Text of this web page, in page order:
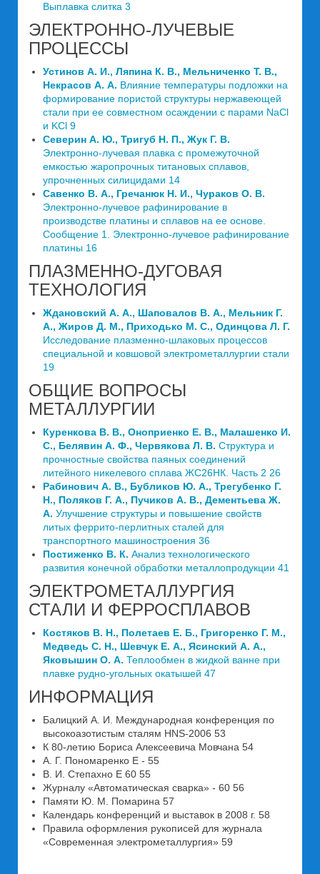
Выплавка слитка 3
ЭЛЕКТРОННО-ЛУЧЕВЫЕ
ПРОЦЕССЫ
Устинов А. И., Ляпина К. В., Мельниченко Т. В.,
Некрасов А. А. Влияние температуры подложки на
формирование пористой структуры нержавеющей
стали при ее совместном осаждении с парами NaCl
и KCl 9
Северин А. Ю., Тригуб Н. П., Жук Г. В.
Электронно-лучевая плавка с промежуточной
емкостью жаропрочных титановых сплавов,
упрочненных силицидами 14
Савенко В. А., Гречанюк Н. И., Чураков О. В.
Электронно-лучевое рафинирование в
производстве платины и сплавов на ее основе.
Сообщение 1. Электронно-лучевое рафинирование
платины 16
ПЛАЗМЕННО-ДУГОВАЯ
ТЕХНОЛОГИЯ
Ждановский А. А., Шаповалов В. А., Мельник Г.
А., Жиров Д. М., Приходько М. С., Одинцова Л. Г.
Исследование плазменно-шлаковых процессов
специальной и ковшовой электрометаллургии стали
19
ОБЩИЕ ВОПРОСЫ
МЕТАЛЛУРГИИ
Куренкова В. В., Оноприенко Е. В., Малашенко И.
С., Белявин А. Ф., Червякова Л. В. Структура и
прочностные свойства паяных соединений
литейного никелевого сплава ЖС26НК. Часть 2 26
Рабинович А. В., Бубликов Ю. А., Трегубенко Г.
Н., Поляков Г. А., Пучиков А. В., Дементьева Ж.
А. Улучшение структуры и повышение свойств
литых феррито-перлитных сталей для
транспортного машиностроения 36
Постиженко В. К. Анализ технологического
развития конечной обработки металлопродукции 41
ЭЛЕКТРОМЕТАЛЛУРГИЯ
СТАЛИ И ФЕРРОСПЛАВОВ
Костяков В. Н., Полетаев Е. Б., Григоренко Г. М.,
Медведь С. Н., Шевчук Е. А., Ясинский А. А.,
Яковышин О. А. Теплообмен в жидкой ванне при
плавке рудно-угольных окатышей 47
ИНФОРМАЦИЯ
Балицкий А. И. Международная конференция по
высокоазотистым сталям HNS-2006 53
К 80-летию Бориса Алексеевича Мовчана 54
А. Г. Пономаренко Е - 55
В. И. Степахно Е 60 55
Журналу «Автоматическая сварка» - 60 56
Памяти Ю. М. Помарина 57
Календарь конференций и выставок в 2008 г. 58
Правила оформления рукописей для журнала
«Современная электрометаллургия» 59